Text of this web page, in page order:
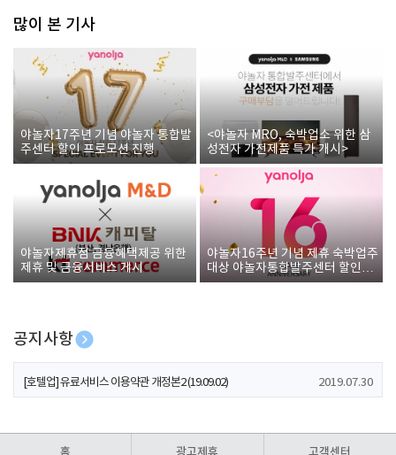
많이 본 기사
야놀자17주년 기념 야놀자 통합발
주센터 할인 프로모션 진행
<야놀자 MRO, 숙박업소 위한 삼
성전자 가전제품 특가 개시>
야놀자제휴점 금융혜택제공 위한
제휴 및 금융서비스 게시
야놀자16주년 기념 제휴 숙박업주
대상 야놀자통합발주센터 할인쿠
폰 증정
공지사항
[호텔업] 개인정보 처리방침 개정본1 (19.09.02)
[호텔업] 유료서비스 이용약관 개정본2 (19.09.02) 2019.07.30